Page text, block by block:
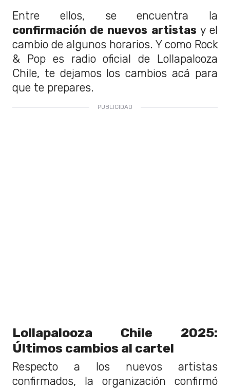
Entre ellos, se encuentra la
confirmación de nuevos artistas y el
cambio de algunos horarios. Y como Rock
& Pop es radio oficial de Lollapalooza
Chile, te dejamos los cambios acá para
que te prepares.
Lollapalooza Chile 2025:
Últimos cambios al cartel
Respecto a los nuevos artistas
confirmados, la organización confirmó